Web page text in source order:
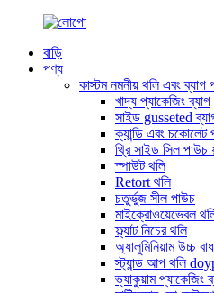
বাড়ি
পণ্য
কাস্টম নমনীয় থলি এবং ব্যাগ
খাদ্য প্যাকেজিং ব্যাগ
সাইড gusseted
ক্যান্ডি এবং চকোলেট
থ্রি সাইড সিল পাউচ
স্পাউট থলি
Retort থলি
চতুর্ভুজ সীল পাউচ
মাইক্রোওয়েভেবল
ফ্ল্যাট নিচের থলি
অ্যালুমিনিয়াম উচ্চ
স্ট্যান্ড আপ থলি
ভ্যাকুয়াম প্যাকেজিং